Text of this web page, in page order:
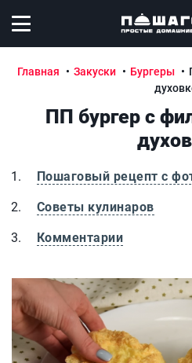
Открыть меню
Главная Закуски Бургеры
ПП бургер с
Пошаговый рецепт с
Советы кулинаров
Комментарии
ПП бургер с филе индейки в